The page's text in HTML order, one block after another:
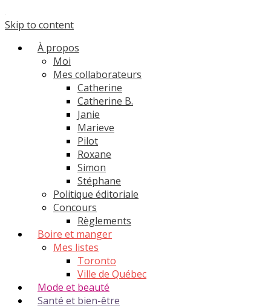
Skip to content
À propos
Moi
Mes collaborateurs
Catherine
Catherine B.
Janie
Marieve
Pilot
Roxane
Simon
Stéphane
Politique éditoriale
Concours
Règlements
Boire et manger
Mes listes
Toronto
Ville de Québec
Mode et beauté
Santé et bien-être